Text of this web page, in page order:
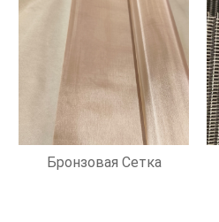
Бронзовая Сетка